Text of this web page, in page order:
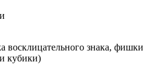
знака, фишки
кубики)